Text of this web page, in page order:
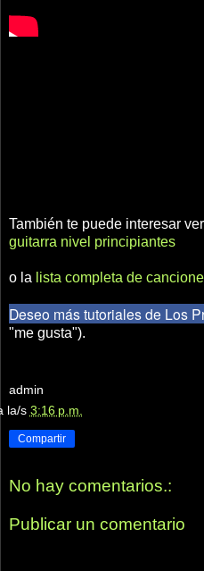
También te puede interesar
guitarra nivel principiantes
o la lista completa de
Deseo más tutoriales de Los
"me gusta").
admin
la/s 3:16 p.m.
Compartir
No hay comentarios.:
Publicar un comentario